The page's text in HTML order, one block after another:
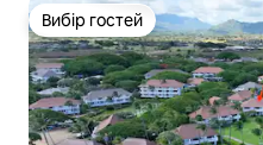
Вибір гостей
Вибір гостей